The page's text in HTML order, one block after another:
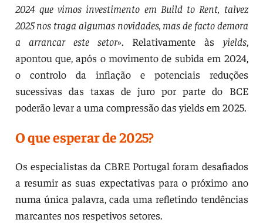
2024 que vimos investimento em Build to Rent, talvez
2025 nos traga algumas novidades, mas de facto demora
a arrancar este setor». Relativamente às yields,
apontou que, após o movimento de subida em 2024,
o controlo da inflação e potenciais reduções
sucessivas das taxas de juro por parte do BCE
poderão levar a uma compressão das yields em 2025.
O que esperar de 2025?
Os especialistas da CBRE Portugal foram desafiados
a resumir as suas expectativas para o próximo ano
numa única palavra, cada uma refletindo tendências
marcantes nos respetivos setores.